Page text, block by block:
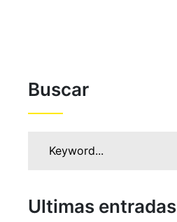
Buscar
Ultimas entradas